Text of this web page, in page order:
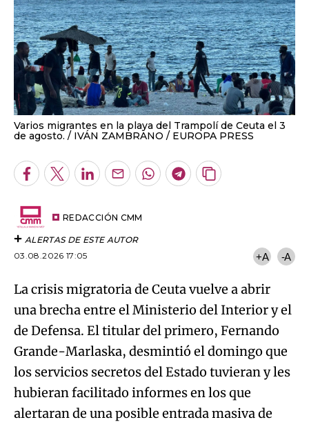
Varios migrantes en la playa del Trampolí de Ceuta el 3
de agosto.
IVÁN ZAMBRANO / EUROPA PRESS
Facebook
TwitterLinkedInEnviarWhatsapp
Telegram
Copiar
REDACCIÓN CMM
ALERTAS DE ESTE AUTOR
03.08.2026 17:05
+A -A
La crisis migratoria de Ceuta vuelve a abrir
una brecha entre el Ministerio del Interior y el
de Defensa. El titular del primero, Fernando
Grande-Marlaska, desmintió el domingo que
los servicios secretos del Estado tuvieran y les
hubieran facilitado informes en los que
alertaran de una posible entrada masiva de